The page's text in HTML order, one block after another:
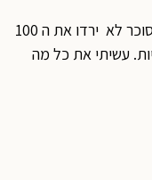
שנים שסבלתי מתנגודת אינסולין. מדדי הסוכר לא ירדו את ה 100
עשיתי את כל מה